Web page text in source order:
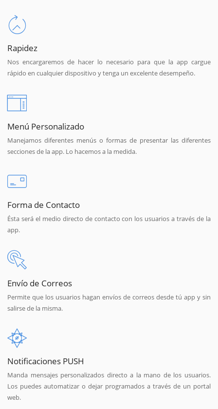
Rapidez
Nos encargaremos de hacer lo necesario para que la app cargue
rápido en cualquier dispositivo y tenga un excelente desempeño.
Menú Personalizado
Manejamos diferentes menús o formas de presentar las diferentes
secciones de la app. Lo hacemos a la medida.
Forma de Contacto
Ésta será el medio directo de contacto con los usuarios a través de la
app.
Envío de Correos
Permite que los usuarios hagan envíos de correos desde tú app y sin
salirse de la misma.
Notificaciones PUSH
Manda mensajes personalizados directo a la mano de los usuarios.
Los puedes automatizar o dejar programados a través de un portal
web.